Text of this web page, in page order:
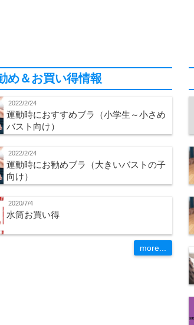
め＆お買い得情報
2022/2/24
運動時におすすめブラ（小学生～小さめ
バスト向け）
2022/2/24
運動時にお勧めブラ（大きいバストの子
向け）
2020/7/4
水筒お買い得
more...